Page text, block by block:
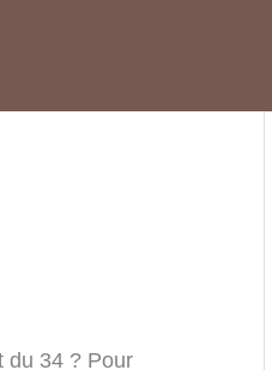
du 34 ? Pour